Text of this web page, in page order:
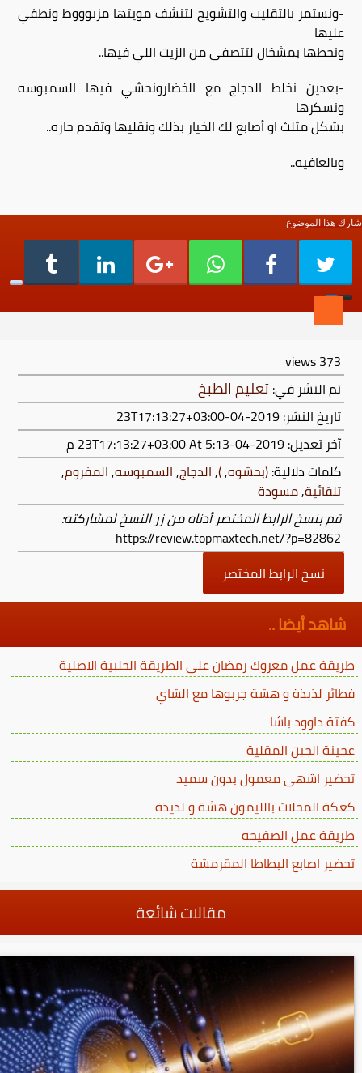
-ونستمر بالتقليب والتشويح لتنشف مويتها مزبوووط ونطفي
عليها
ونحطها بمشخال لتتصفى من الزيت اللي فيها..
-بعدين نخلط الدجاج مع الخضارونحشي فيها السمبوسه
ونسكرها
بشكل مثلث او أصابع لك الخيار بذلك ونقليها وتقدم حاره..
وبالعافيه..
شارك هذا الموضوع
373
views
تم النشر في:تعليم الطبخ
تاريخ النشر: 2019-04-23T17:13:27+03:00
آخر تعديل:2019-04-23T17:13:27+03:00
At 5:13 م
كلمات دلالية:(بحشوه,
)
,الدجاج,السمبوسه,المفروم,
تلقائية,مسودة
قم بنسخ الرابط المختصر أدناه من زر النسخ لمشاركته:
https://review.topmaxtech.net/?p=82862
نسخ الرابط المختصر
شاهد أيضا ..
طريقة عمل معروك رمضان على الطريقة الحلبية الاصلية
فطائر لذيذة و هشة جربوها مع الشاي
كفتة داوود باشا
عجينة الجبن المقلية
تحضير اشهى معمول بدون سميد
كعكة المحلات بالليمون هشة و لذيذة
طريقة عمل الصفيحه
تحضير اصابع البطاطا المقرمشة
مقالات شائعة